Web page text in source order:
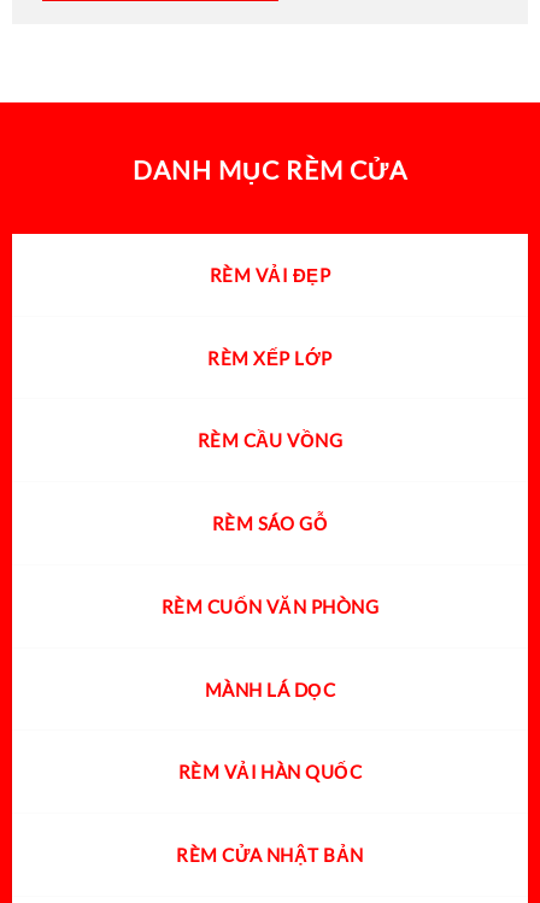
DANH MỤC RÈM CỬA
RÈM VẢI ĐẸP
RÈM XẾP LỚP
RÈM CẦU VỒNG
RÈM SÁO GỖ
RÈM CUỐN VĂN PHÒNG
MÀNH LÁ DỌC
RÈM VẢI HÀN QUỐC
RÈM CỬA NHẬT BẢN